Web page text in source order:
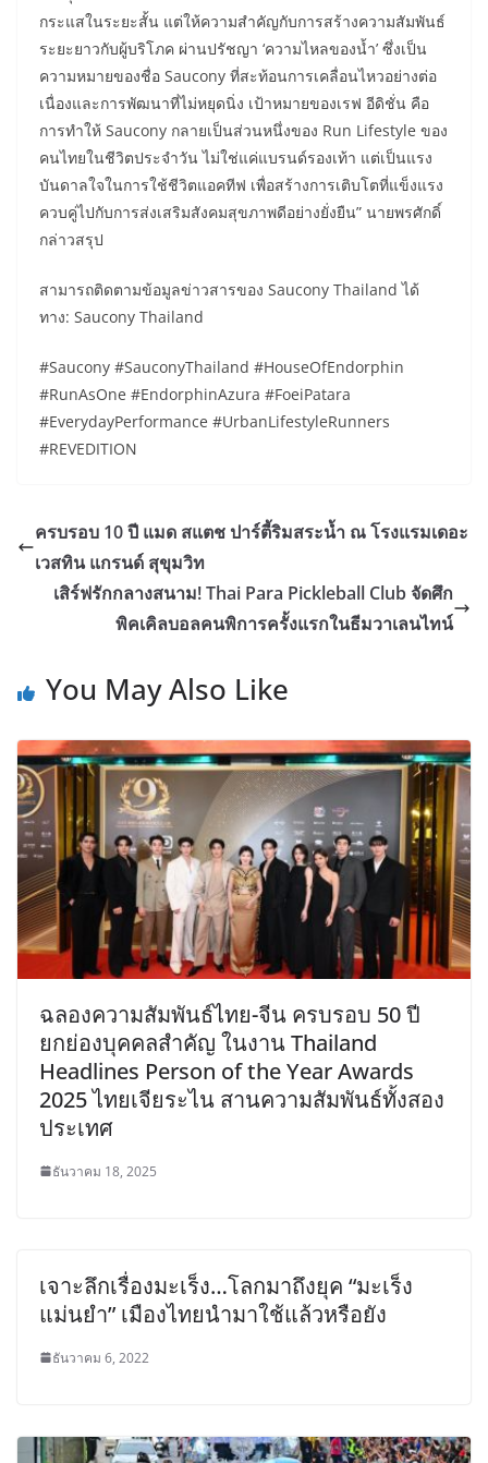
กระแสในระยะสั้น แต่ให้ความสำคัญกับการสร้างความสัมพันธ์
ระยะยาวกับผู้บริโภค ผ่านปรัชญา ‘ความไหลของน้ำ’ ซึ่งเป็น
ความหมายของชื่อ Saucony ที่สะท้อนการเคลื่อนไหวอย่างต่อ
เนื่องและการพัฒนาที่ไม่หยุดนิ่ง เป้าหมายของเรฟ อีดิชั่น คือ
การทำให้ Saucony กลายเป็นส่วนหนึ่งของ Run Lifestyle ของ
คนไทยในชีวิตประจำวัน ไม่ใช่แค่แบรนด์รองเท้า แต่เป็นแรง
บันดาลใจในการใช้ชีวิตแอคทีฟ เพื่อสร้างการเติบโตที่แข็งแรง
ควบคู่ไปกับการส่งเสริมสังคมสุขภาพดีอย่างยั่งยืน” นายพรศักดิ์
กล่าวสรุป
สามารถติดตามข้อมูลข่าวสารของ Saucony Thailand ได้
ทาง: Saucony Thailand
#Saucony #SauconyThailand #HouseOfEndorphin
#RunAsOne #EndorphinAzura #FoeiPatara
#EverydayPerformance #UrbanLifestyleRunners
#REVEDITION
ครบรอบ 10 ปี แมด สแตช ปาร์ตี้ริมสระน้ำ ณ โรงแรมเดอะ
เวสทิน แกรนด์ สุขุมวิท
เสิร์ฟรักกลางสนาม! Thai Para Pickleball Club จัดศึก
พิคเคิลบอลคนพิการครั้งแรกในธีมวาเลนไทน์
You May Also Like
ฉลองความสัมพันธ์ไทย-จีน ครบรอบ 50 ปี
ยกย่องบุคคลสำคัญ ในงาน Thailand
Headlines Person of the Year Awards
2025 ไทยเจียระไน สานความสัมพันธ์ทั้งสอง
ประเทศ
ธันวาคม 18, 2025
เจาะลึกเรื่องมะเร็ง…โลกมาถึงยุค “มะเร็ง
แม่นยำ” เมืองไทยนำมาใช้แล้วหรือยัง
ธันวาคม 6, 2022